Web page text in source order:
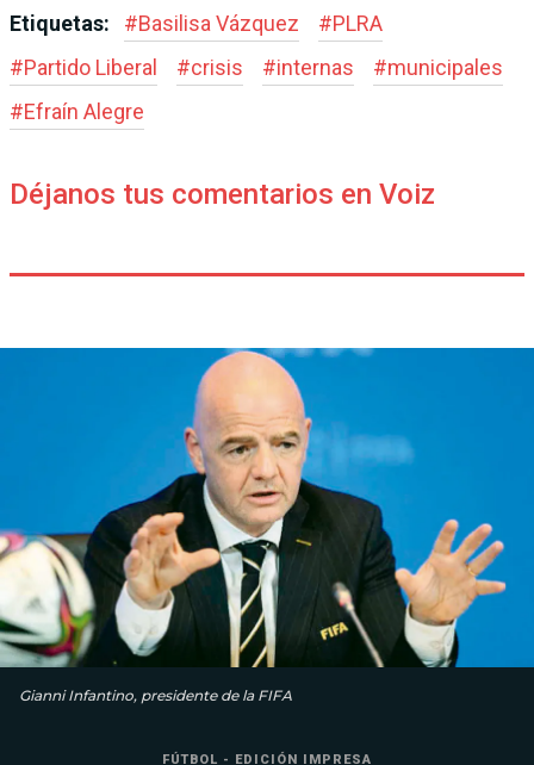
Etiquetas: #Basilisa Vázquez #PLRA
#Partido Liberal #crisis #internas #municipales
#Efraín Alegre
Déjanos tus comentarios en Voiz
Gianni Infantino, presidente de la FIFA
FÚTBOL - EDICIÓN IMPRESA